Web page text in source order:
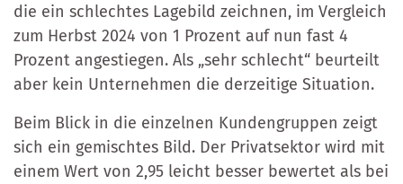
die ein schlechtes Lagebild zeichnen, im Vergleich
zum Herbst 2024 von 1 Prozent auf nun fast 4
Prozent angestiegen. Als „sehr schlecht“ beurteilt
aber kein Unternehmen die derzeitige Situation.
Beim Blick in die einzelnen Kundengruppen zeigt
sich ein gemischtes Bild. Der Privatsektor wird mit
einem Wert von 2,95 leicht besser bewertet als bei